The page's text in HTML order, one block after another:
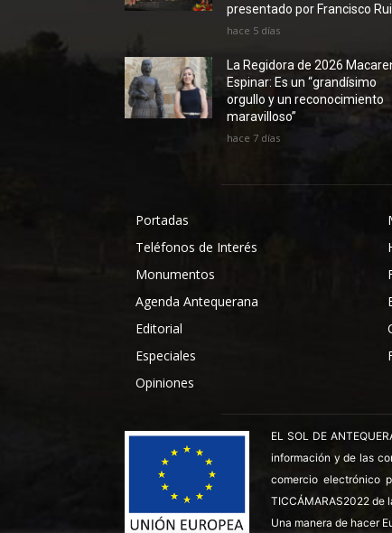
presentado por Francisco
hace 5 días
La Regidora de 2026
Espinar: Es un “grandísimo
orgullo y un reconocimiento
maravilloso”
hace 7 días
Portadas
Teléfonos de Interés
Monumentos
Agenda Antequerana
Editorial
Especiales
Opiniones
EL SOL DE
información y de las
comercio electrónico
TICCÁMARAS2022 de
Una manera de hacer